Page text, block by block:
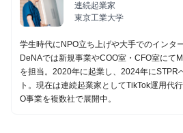
連続起業家
東京工業大学
学生時代にNPO立ち上げや大手でのインタ
DeNAでは新規事業やCOO室・CFO室にて
を担当。2020年に起業し、2024年にSTPR
ト。現在は連続起業家としてTikTok運用代
O事業を複数社で展開中。